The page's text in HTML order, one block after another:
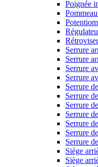
Poignée
Serrure
Serrure
Serrure
Serrure
Serrure
Serrure
Serrure
Serrure
Serrure
Serrure
Serrure
Siège
Siège